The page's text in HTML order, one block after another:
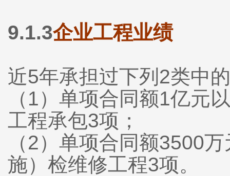
9.1.3企业工程业绩
近5年承担过下列2类中
（1）单项合同额1亿元
工程承包3项；
（2）单项合同额3500
施）检维修工程3项。